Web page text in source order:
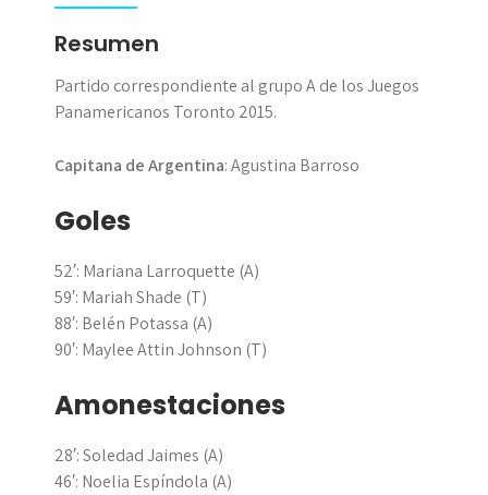
Resumen
Partido correspondiente al grupo A de los Juegos
Panamericanos Toronto 2015.
Capitana de Argentina: Agustina Barroso
Goles
52′: Mariana Larroquette (A)
59′: Mariah Shade (T)
88′: Belén Potassa (A)
90′: Maylee Attin Johnson (T)
Amonestaciones
28′: Soledad Jaimes (A)
46′: Noelia Espíndola (A)